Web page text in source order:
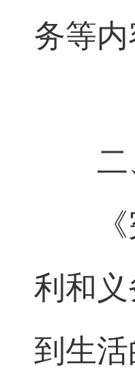
务等内
利和
到生